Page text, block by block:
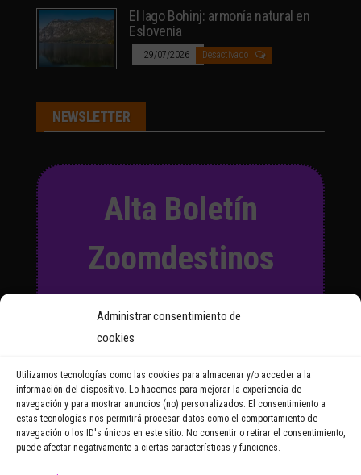
Administrar consentimiento de
cookies
Utilizamos tecnologías como las cookies para almacenar y/o acceder a la
información del dispositivo. Lo hacemos para mejorar la experiencia de
navegación y para mostrar anuncios (no) personalizados. El consentimiento a
estas tecnologías nos permitirá procesar datos como el comportamiento de
navegación o los ID's únicos en este sitio. No consentir o retirar el consentimiento,
puede afectar negativamente a ciertas características y funciones.
El lago Bohinj: armonía natural en
Eslovenia
29/07/2026 Desactivado
NEWSLETTER
Alta Boletín
Zoomdestinos
y recibirás regularmente las
noticias y reportajes que
Email Address